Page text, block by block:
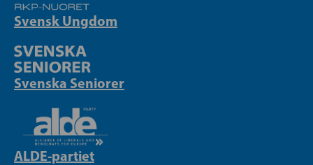
Svensk Ungdom
Svenska Seniorer
ALDE-partiet